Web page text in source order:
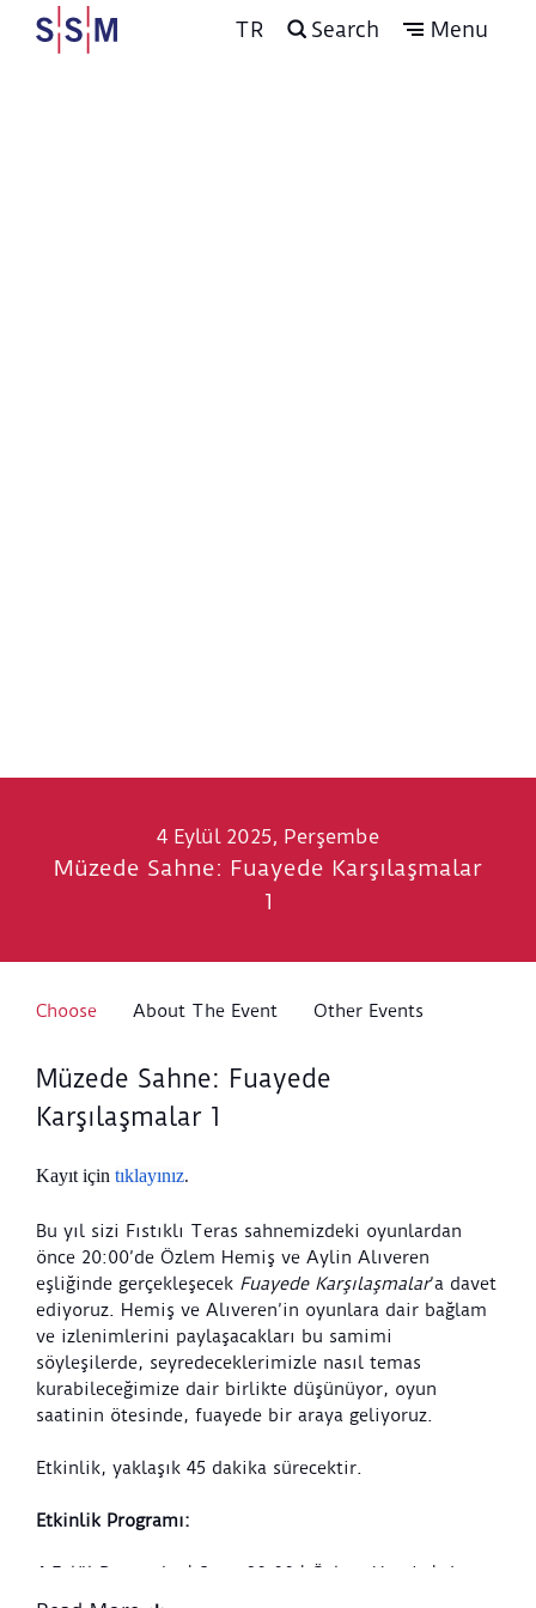
TR Search Menu
4 Eylül 2025, Perşembe
Müzede Sahne: Fuayede Karşılaşmalar
1
Choose About The Event Other Events
Müzede Sahne: Fuayede
Karşılaşmalar 1
Kayıt için tıklayınız.
Bu yıl sizi Fıstıklı Teras sahnemizdeki oyunlardan
önce 20:00’de Özlem Hemiş ve Aylin Alıveren
eşliğinde gerçekleşecek Fuayede Karşılaşmalar’a davet
ediyoruz. Hemiş ve Alıveren’in oyunlara dair bağlam
ve izlenimlerini paylaşacakları bu samimi
söyleşilerde, seyredeceklerimizle nasıl temas
kurabileceğimize dair birlikte düşünüyor, oyun
saatinin ötesinde, fuayede bir araya geliyoruz.
Etkinlik, yaklaşık 45 dakika sürecektir.
Etkinlik Programı:
4 Eylül Perşembe | Saat: 20.00 | Özlem Hemiş | the
Seed, SSM | "Yarın Belki de" hakkında söyleşi